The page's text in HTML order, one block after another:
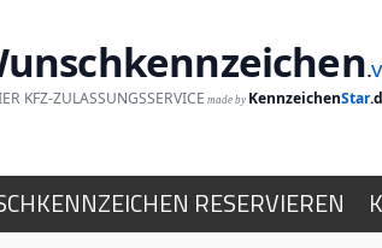
.
KFZ-ZULASSUNGSSERVICE made by KennzeichenStar
RESERVIEREN